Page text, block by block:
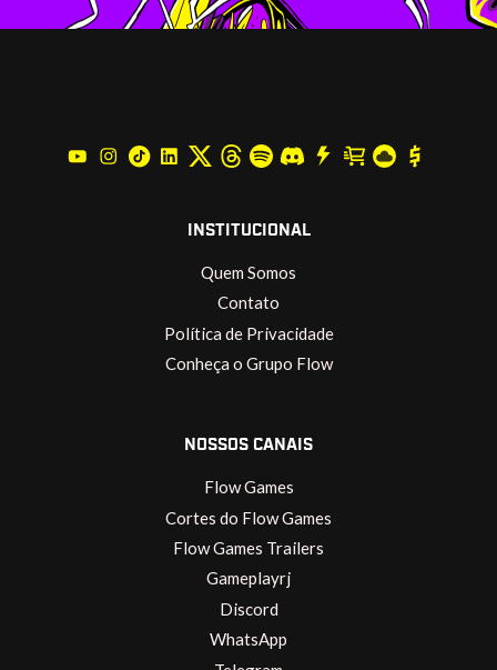
INSTITUCIONAL
Quem Somos
Contato
Política de Privacidade
Conheça o Grupo Flow
NOSSOS CANAIS
Flow Games
Cortes do Flow Games
Flow Games Trailers
Gameplayrj
Discord
WhatsApp